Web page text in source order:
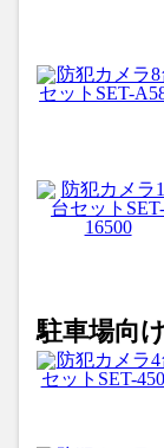
駐車場向